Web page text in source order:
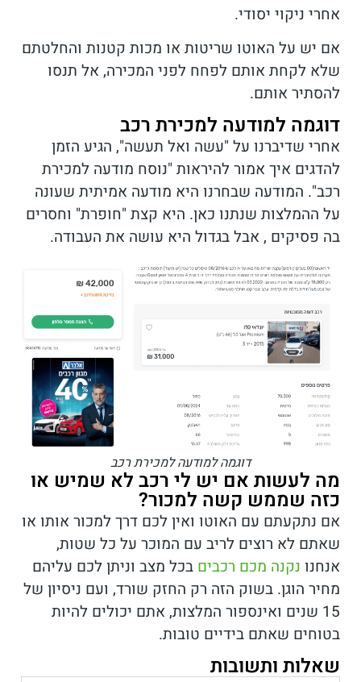
אחרי ניקוי יסודי.
אם יש על האוטו שריטות או מכות קטנות והחלטתם
שלא לקחת אותם לפחח לפני המכירה, אל תנסו
להסתיר אותם.
דוגמה למודעה למכירת רכב
אחרי שדיברנו על "עשה ואל תעשה", הגיע הזמן
להדגים איך אמור להיראות "נוסח מודעה למכירת
רכב". המודעה שבחרנו היא מודעה אמיתית שעונה
על ההמלצות שנתנו כאן. היא קצת "חופרת" וחסרים
בה פסיקים , אבל בגדול היא עושה את העבודה.
דוגמה למודעה למכירת רכב
מה לעשות אם יש לי רכב לא שמיש או
כזה שממש קשה למכור?
אם נתקעתם עם האוטו ואין לכם דרך למכור אותו או
שאתם לא רוצים לריב עם המוכר על כל שטות,
אנחנו נקנה מכם רכבים בכל מצב וניתן לכם עליהם
מחיר הוגן. בשוק הזה רק החזק שורד, ועם ניסיון של
15 שנים ואינספור המלצות, אתם יכולים להיות
בטוחים שאתם בידיים טובות.
שאלות ותשובות